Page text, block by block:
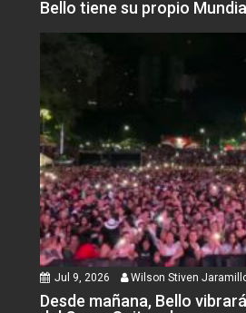
Bello tiene su propio
Jul 9, 2026 Wilson Stiven
Desde mañana, Bello